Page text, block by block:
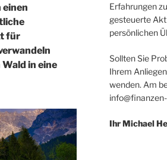
einen
für
in eine
Erfahrungen
gesteuerte
persönlichen
Sollten Sie
Ihrem
wenden. Am
Ihr Michael